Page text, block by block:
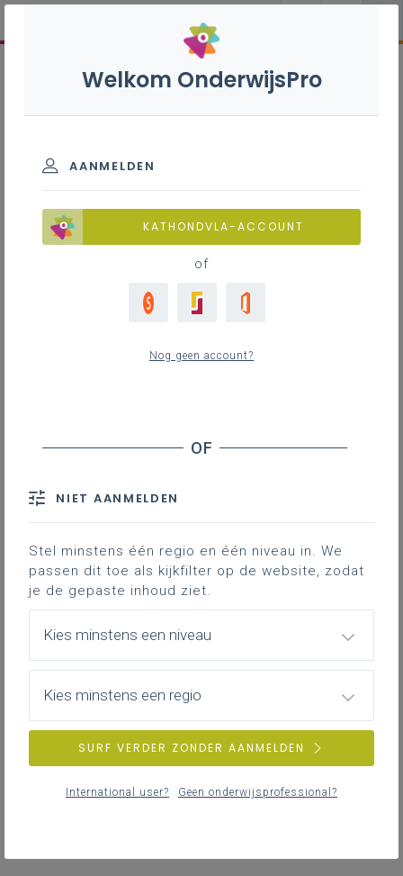
Welkom OnderwijsPro
AANMELDEN
KATHONDVLA-ACCOUNT
of
Nog geen account?
NIET AANMELDEN
Stel minstens één regio en één niveau in. We
passen dit toe als kijkfilter op de website, zodat
je de gepaste inhoud ziet.
Kies minstens een niveau
Kies minstens een regio
SURF VERDER ZONDER AANMELDEN
International user? Geen onderwijsprofessional?